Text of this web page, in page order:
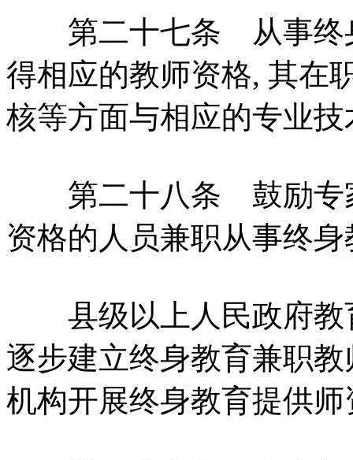
第二十七条 从事终身
得相应的教师资格, 其在
核等方面与相应的专业
第二十八条 鼓励专家
资格的人员兼职从事终
县级以上人民政府教
逐步建立终身教育兼职
机构开展终身教育提供